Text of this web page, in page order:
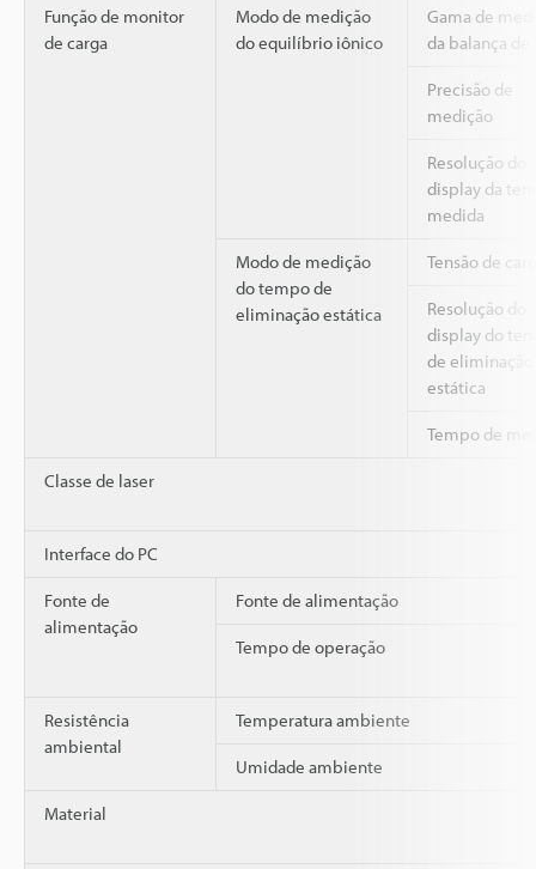
Função de monitor
de carga
Modo de medição
do equilíbrio iônico
Gama de
da balança de
Precisão de
medição
Resolução do
display da
medida
Modo de medição
do tempo de
eliminação estática
Tensão de
Resolução do
display do
de eliminação
estática
Tempo de
Classe de laser
Interface do PC
Fonte de
alimentação
Fonte de alimentação
Tempo de operação
Resistência
ambiental
Temperatura ambiente
Umidade ambiente
Material